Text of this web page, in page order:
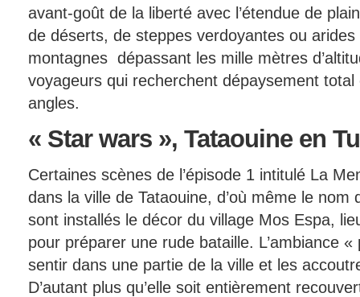
avant-goût de la liberté avec l’étendue de
de déserts, de steppes verdoyantes ou
montagnes dépassant les mille mètres
voyageurs qui recherchent dépaysement
angles.
« Starwars », Tataouine en
Certaines scènes de l’épisode 1 intitulé La
dans la ville de Tataouine, d’où même le
sont installés le décor du village Mos Espa,
pour préparer une rude bataille. L’ambiance
sentir dans une partie de la ville et les
D’autant plus qu’elle soit entièrement